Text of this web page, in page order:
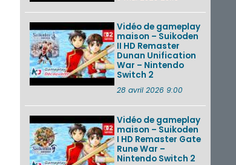
Vidéo de gameplay
maison – Suikoden
II HD Remaster
Dunan Unification
War – Nintendo
Switch 2
28 avril 2026 9:00
Vidéo de gameplay
maison – Suikoden
I HD Remaster Gate
Rune War –
Nintendo Switch 2